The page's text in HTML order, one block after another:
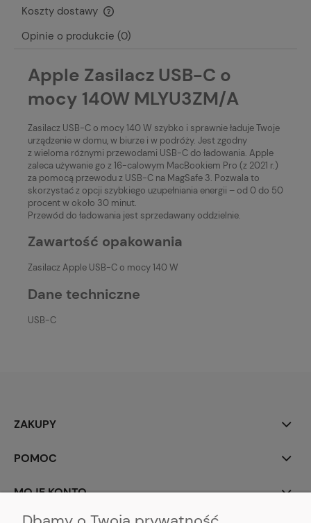
Koszty dostawy
Cena nie zawiera ewentualnych kosztów płatności
Opinie o produkcie (0)
Apple Zasilacz USB-C o
mocy 140W MLYU3ZM/A
Zasilacz USB-C o mocy 140 W szybko i sprawnie ładuje Twoje
urządzenie w domu, w biurze i w podróży. Jest zgodny
z wieloma różnymi przewodami USB-C do ładowania. Apple
zaleca używanie go z 16-calowym MacBookiem Pro (z 2021 r.)
za pomocą przewodu z USB-C na MagSafe 3. Pozwala to
skorzystać z opcji szybkiego uzupełniania energii – od 0 do 50
procent w około 30 minut.
Przewód do ładowania jest sprzedawany oddzielnie.
Zawartość opakowania
Zasilacz Apple USB-C o mocy 140 W
Dane techniczne
USB-C
ZAKUPY
POMOC
MOJE KONTO